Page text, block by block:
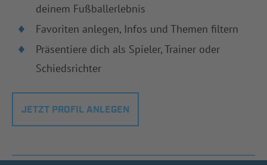
deinem Fußballerlebnis
Favoriten anlegen, Infos und Themen filtern
Präsentiere dich als Spieler, Trainer oder
Schiedsrichter
JETZT PROFIL ANLEGEN